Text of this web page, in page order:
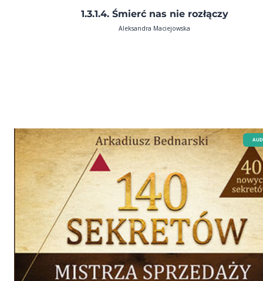
1.3.1.4. Śmierć nas nie rozłączy
Aleksandra Maciejowska